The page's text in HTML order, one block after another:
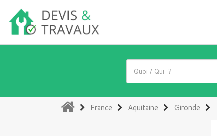
(current)
France Aquitaine Gironde